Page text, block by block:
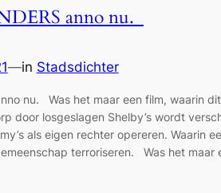
anno nu.
—in Stadsdichter
nu. Was het maar een film, waarin
door losgeslagen Shelby’s wordt
als eigen rechter opereren. Waarin
terroriseren. Was het maar